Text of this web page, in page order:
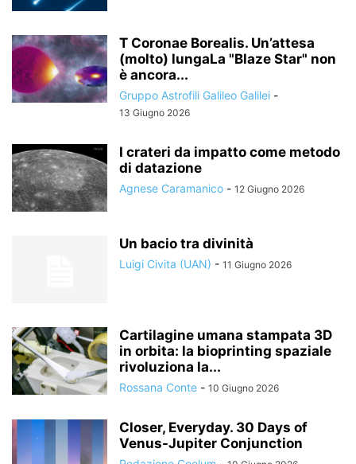
T Coronae Borealis. Un’attesa
(molto) lungaLa "Blaze Star" non
è ancora...
Gruppo Astrofili Galileo Galilei -
13 Giugno 2026
I crateri da impatto come metodo
di datazione
Agnese Caramanico - 12 Giugno 2026
Un bacio tra divinità
Luigi Civita (UAN) - 11 Giugno 2026
Cartilagine umana stampata 3D
in orbita: la bioprinting spaziale
rivoluziona la...
Rossana Conte - 10 Giugno 2026
Closer, Everyday. 30 Days of
Venus-Jupiter Conjunction